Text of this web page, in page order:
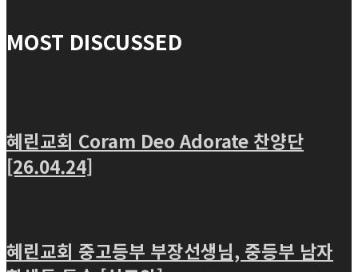
MOST DISCUSSED
혜린교회 Coram Deo Adorate 찬양단
[26.04.24]
혜린교회 중고등부 부장선생님, 중등부 남자